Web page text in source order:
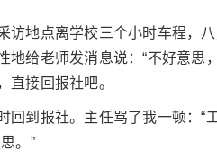
访地点离学校三个小时车程，
地给老师发消息说：“不好意
直接回报社吧。
回到报社。主任骂了我一顿：
。”